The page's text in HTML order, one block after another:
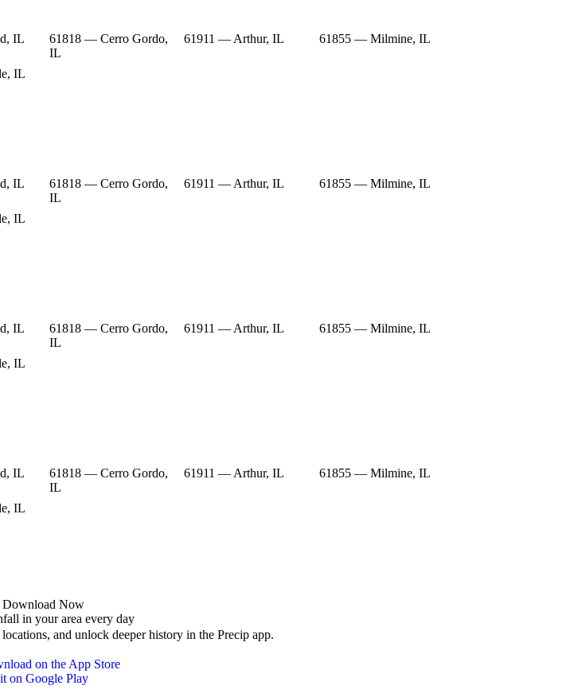
IL
61818 — Cerro Gordo,
IL
61911 — Arthur, IL 61855 — Milmine, IL
IL
IL
61818 — Cerro Gordo,
IL
61911 — Arthur, IL 61855 — Milmine, IL
IL
IL
61818 — Cerro Gordo,
IL
61911 — Arthur, IL 61855 — Milmine, IL
IL
IL
61818 — Cerro Gordo,
IL
61911 — Arthur, IL 61855 — Milmine, IL
IL
Download Now
in your area every day
and unlock deeper history in the Precip app.